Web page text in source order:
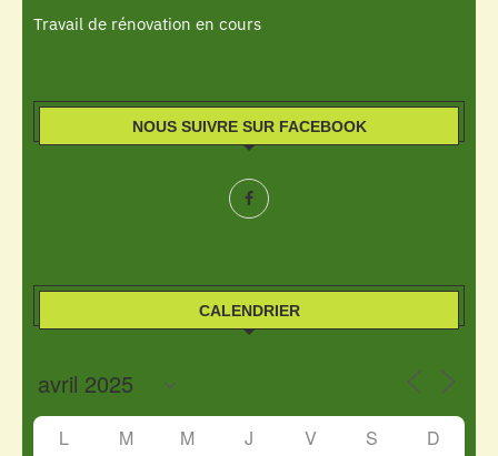
Travail de rénovation en cours
NOUS SUIVRE SUR FACEBOOK
CALENDRIER
L M M J V S D